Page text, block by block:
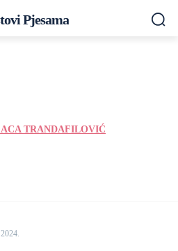
Pjesama
TRANDAFILOVIĆ